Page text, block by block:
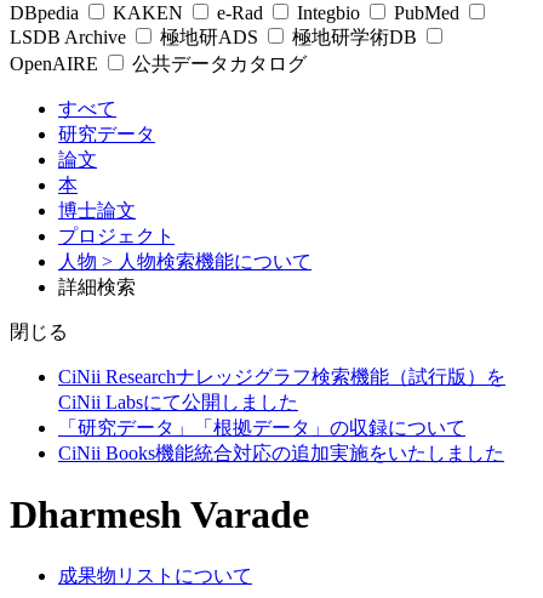
DBpedia
KAKEN e-Rad Integbio
PubMed
LSDB Archive
極地研ADS
極地研学術DB
OpenAIRE
公共データカタログ
すべて
研究データ
論文
本
博士論文
プロジェクト
人物 > 人物検索機能について
詳細検索
閉じる
CiNii Researchナレッジグラフ検索機能（試行版）を
CiNii Labsにて公開しました
「研究データ」「根拠データ」の収録について
CiNii Books機能統合対応の追加実施をいたしました
Dharmesh Varade
成果物リストについて